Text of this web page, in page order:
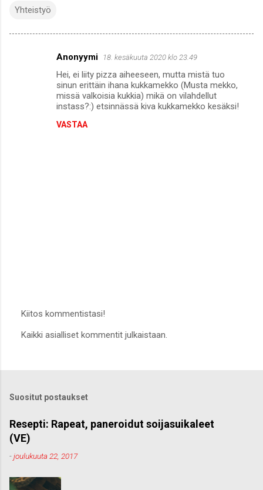
Yhteistyö
Anonyymi 18. kesäkuuta 2020 klo 23.49
Hei, ei liity pizza aiheeseen, mutta mistä tuo
sinun erittäin ihana kukkamekko (Musta mekko,
missä valkoisia kukkia) mikä on vilahdellut
instass?:) etsinnässä kiva kukkamekko kesäksi!
VASTAA
ä
o
m
e
n
t
Kiitos kommentistasi!
Kaikki asialliset kommentit julkaistaan.
Suositut postaukset
Resepti: Rapeat, paneroidut soijasuikaleet
(VE)
-joulukuuta 22, 2017